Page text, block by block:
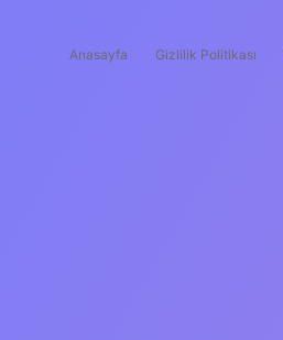
Anasayfa Gizlilik Politikası